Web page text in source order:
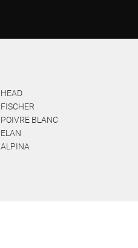
HEAD
FISCHER
POIVRE BLANC
ELAN
ALPINA